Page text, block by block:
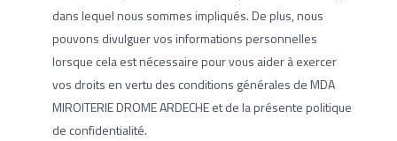
dans lequel nous sommes impliqués. De plus, nous
pouvons divulguer vos informations personnelles
lorsque cela est nécessaire pour vous aider à exercer
vos droits en vertu des conditions générales de MDA
MIROITERIE DROME ARDECHE et de la présente politique
de confidentialité.